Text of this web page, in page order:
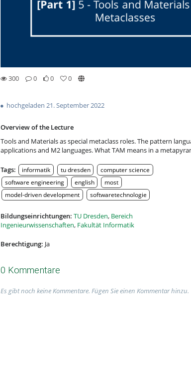
300
0
0
0
hochgeladen 21. September 2022
Overview of the Lecture
Tools and Materials as special metaclass roles. The pattern
applications and M2 languages. What TAM means in a
Tags: informatik tu dresden
computer science
software engineering
english
most
model-driven development
softwaretechnologie
Bildungseinrichtungen: TU Dresden, Bereich
Ingenieurwissenschaften, Fakultät Informatik
Berechtigung: Ja
0 Kommentare
Es gibt noch keine Kommentare. Fügen Sie einen Kommentar hinzu.